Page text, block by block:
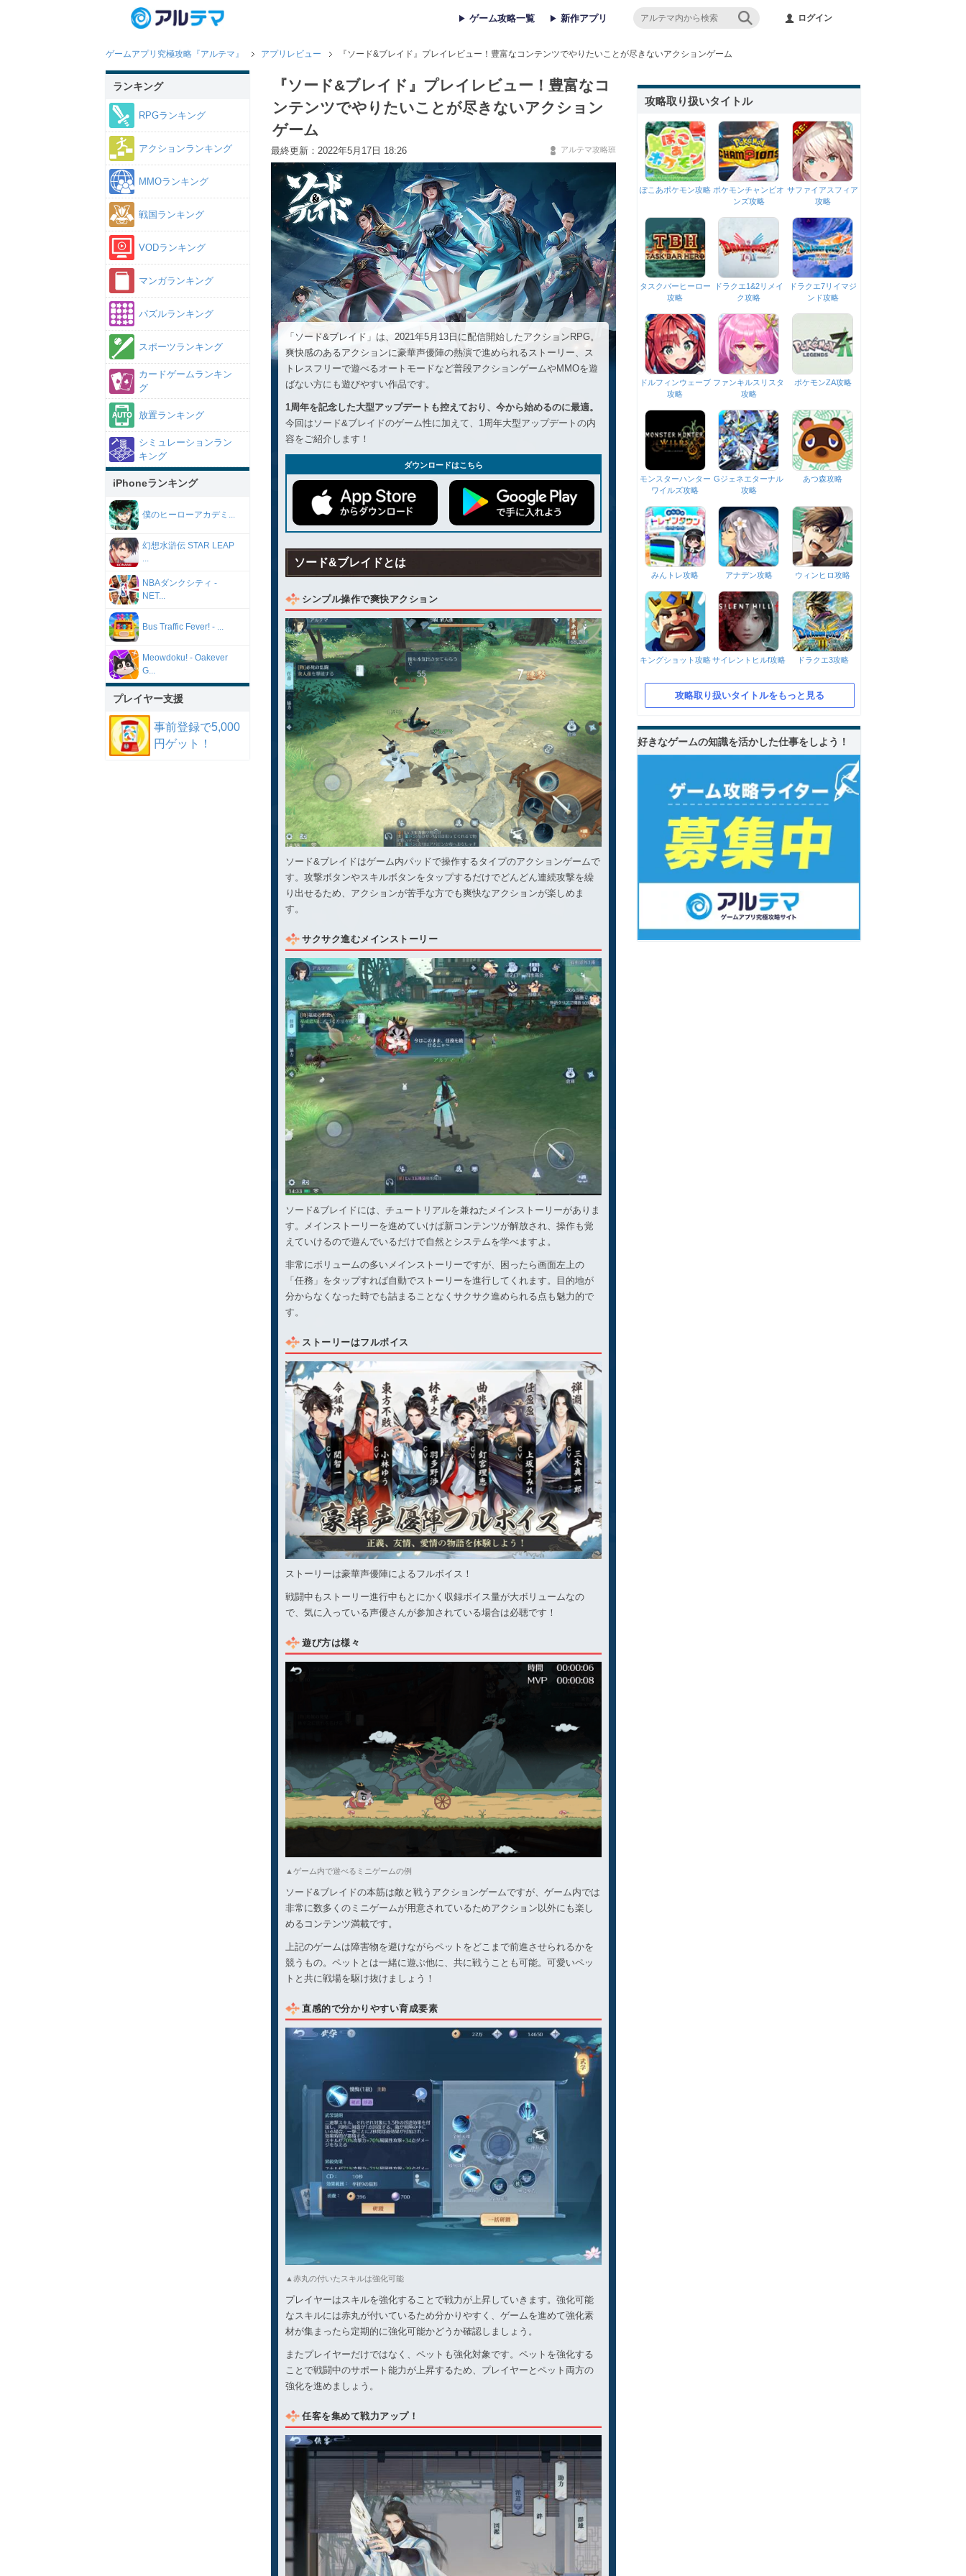
ゲーム攻略一覧 新作アプリ ログイン
ゲームアプリ究極攻略『アルテマ』 アプリレビュー 『ソード&ブレイド』プレイレビュー！豊富なコンテンツでやりたいことが尽きないアクションゲーム
ランキング
RPGランキング
アクションランキング
MMOランキング
戦国ランキング
VODランキング
マンガランキング
パズルランキング
スポーツランキング
カードゲームランキン
グ
放置ランキング
シミュレーションラン
キング
iPhoneランキング
僕のヒーローアカデミ...
幻想水滸伝 STAR LEAP
...
NBAダンクシティ -
NET...
Bus Traffic Fever! - ...
Meowdoku! - Oakever
G...
プレイヤー支援
事前登録で5,000
円ゲット！
『ソード&ブレイド』プレイレビュー！豊富なコ
ンテンツでやりたいことが尽きないアクション
ゲーム
アルテマ攻略班
最終更新：2022年5月17日 18:26
「ソード&ブレイド」は、2021年5月13日に配信開始したアクションRPG。
爽快感のあるアクションに豪華声優陣の熱演で進められるストーリー、ス
トレスフリーで遊べるオートモードなど普段アクションゲームやMMOを遊
ばない方にも遊びやすい作品です。
1周年を記念した大型アップデートも控えており、今から始めるのに最適。
今回はソード&ブレイドのゲーム性に加えて、1周年大型アップデートの内
容をご紹介します！
ダウンロードはこちら
ソード&ブレイドとは
シンプル操作で爽快アクション
ソード&ブレイドはゲーム内パッドで操作するタイプのアクションゲームで
す。攻撃ボタンやスキルボタンをタップするだけでどんどん連続攻撃を繰
り出せるため、アクションが苦手な方でも爽快なアクションが楽しめま
す。
サクサク進むメインストーリー
ソード&ブレイドには、チュートリアルを兼ねたメインストーリーがありま
す。メインストーリーを進めていけば新コンテンツが解放され、操作も覚
えていけるので遊んでいるだけで自然とシステムを学べますよ。
非常にボリュームの多いメインストーリーですが、困ったら画面左上の
「任務」をタップすれば自動でストーリーを進行してくれます。目的地が
分からなくなった時でも詰まることなくサクサク進められる点も魅力的で
す。
ストーリーはフルボイス
ストーリーは豪華声優陣によるフルボイス！
戦闘中もストーリー進行中もとにかく収録ボイス量が大ボリュームなの
で、気に入っている声優さんが参加されている場合は必聴です！
遊び方は様々
▲ゲーム内で遊べるミニゲームの例
ソード&ブレイドの本筋は敵と戦うアクションゲームですが、ゲーム内では
非常に数多くのミニゲームが用意されているためアクション以外にも楽し
めるコンテンツ満載です。
上記のゲームは障害物を避けながらペットをどこまで前進させられるかを
競うもの。ペットとは一緒に遊ぶ他に、共に戦うことも可能。可愛いペッ
トと共に戦場を駆け抜けましょう！
直感的で分かりやすい育成要素
▲赤丸の付いたスキルは強化可能
プレイヤーはスキルを強化することで戦力が上昇していきます。強化可能
なスキルには赤丸が付いているため分かりやすく、ゲームを進めて強化素
材が集まったら定期的に強化可能かどうか確認しましょう。
またプレイヤーだけではなく、ペットも強化対象です。ペットを強化する
ことで戦闘中のサポート能力が上昇するため、プレイヤーとペット両方の
強化を進めましょう。
任客を集めて戦力アップ！
攻略取り扱いタイトル
ぽこあポケモン攻略 ポケモンチャンピオ
ンズ攻略
サファイアスフィア
攻略
タスクバーヒーロー
攻略
ドラクエ1&2リメイ
ク攻略
ドラクエ7リイマジ
ンド攻略
ドルフィンウェーブ
攻略
ファンキルスリスタ
攻略
ポケモンZA攻略
モンスターハンター
ワイルズ攻略
Gジェネエターナル
攻略
あつ森攻略
みんトレ攻略 アナデン攻略 ウィンヒロ攻略
キングショット攻略サイレントヒルf攻略 ドラクエ3攻略
攻略取り扱いタイトルをもっと見る
好きなゲームの知識を活かした仕事をしよう！